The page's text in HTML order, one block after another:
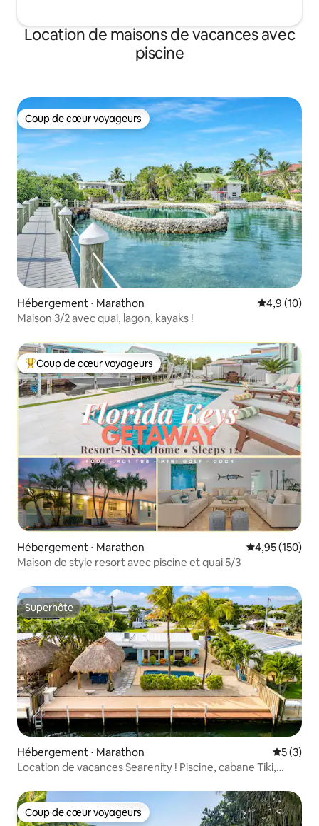
Location de maisons de vacances avec
piscine
Coup de cœur voyageurs
Coup de cœur voyageurs
Hébergement ⋅ Marathon Évaluation
4,9 (10)
Maison 3/2 avec quai, lagon, kayaks !
Coups de cœur voyageurs les plus appréciés
Coup de cœur voyageurs
Hébergement ⋅ Marathon Évaluation
4,95 (150)
Maison de style resort avec piscine et quai 5/3
Superhôte
Superhôte
Hébergement ⋅ Marathon
5 (3)
Location de vacances Searenity ! Piscine, cabane Tiki,
Coup de cœur voyageurs
Coup de cœur voyageurs